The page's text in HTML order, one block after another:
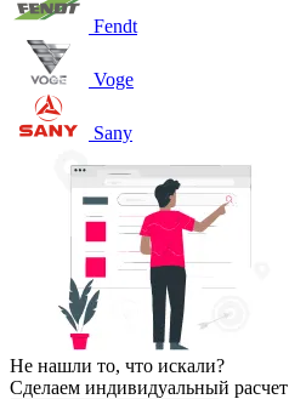
Fendt
Voge
Sany
Не нашли то, что искали?
Сделаем индивидуальный расчет